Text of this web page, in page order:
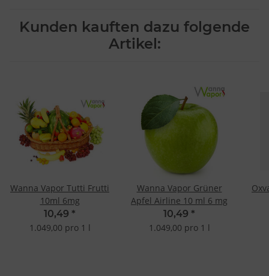
Kunden kauften dazu folgende
Artikel:
Wanna Vapor Tutti Frutti
10ml 6mg
10,49 *
1.049,00 pro 1 l
Wanna Vapor Grüner
Apfel Airline 10 ml 6 mg
10,49 *
1.049,00 pro 1 l